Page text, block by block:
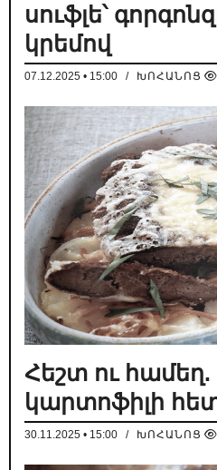
սուֆլե՝
կրեմով
07.12.2025 • 15:00 / ԽՈՀԱՆՈՑ
Հեշտ ու համեղ.
կարտոֆիլի
30.11.2025 • 15:00 / ԽՈՀԱՆՈՑ